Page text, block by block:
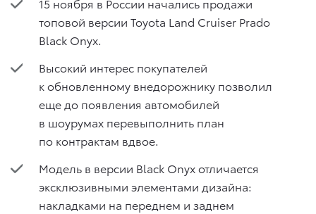
топовой версии Toyota Land Cruiser Prado
Black Onyx.
Высокий интерес покупателей
к обновленному внедорожнику позволил
еще до появления автомобилей
в шоурумах перевыполнить план
по контрактам вдвое.
Модель в версии Black Onyx отличается
эксклюзивными элементами дизайна:
накладками на переднем и заднем